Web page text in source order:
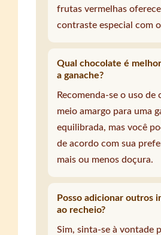
frutas vermelhas
contraste especial com
Qual chocolate é
a ganache?
Recomenda-se o uso de
meio amargo para uma
equilibrada, mas você
de acordo com sua
mais ou menos doçura.
Posso adicionar outros
ao recheio?
Sim, sinta-se à vontade